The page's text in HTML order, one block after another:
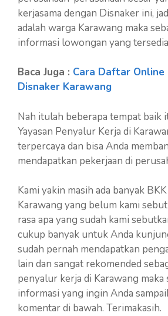
kerjasama dengan Disnaker ini,
adalah warga Karawang maka
informasi lowongan yang
Baca Juga : Cara Daftar Online
Disnaker Karawang
Nah itulah beberapa tempat baik
Yayasan Penyalur Kerja di
terpercaya dan bisa Anda
mendapatkan pekerjaan di
Kami yakin masih ada banyak
Karawang yang belum kami
rasa apa yang sudah kami
cukup banyak untuk Anda
sudah pernah mendapatkan
lain dan sangat rekomended
penyalur kerja di Karawang
informasi yang ingin Anda
komentar di bawah. Terimakasih.